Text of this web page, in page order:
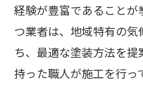
経験が豊富であること
つ業者は、地域特有の
ち、最適な塗装方法を
持った職人が施工を行っ